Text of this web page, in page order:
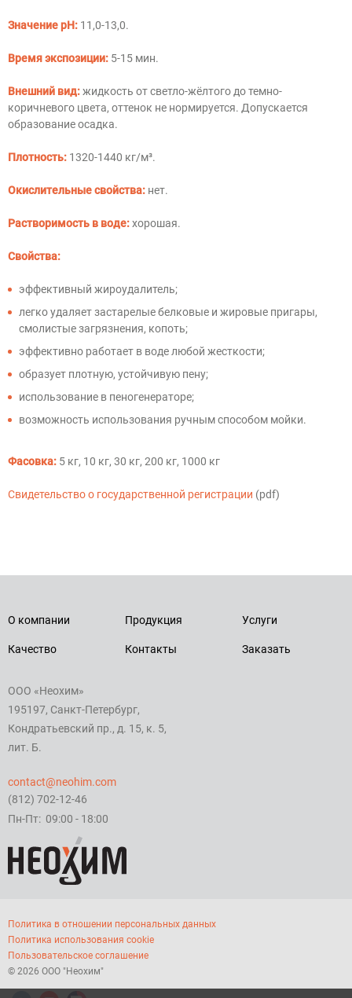
Значение pH: 11,0-13,0.
Время экспозиции: 5-15 мин.
Внешний вид:жидкость от светло-жёлтого до темно-
коричневого цвета, оттенок не нормируется. Допускается
образование осадка.
Плотность: 1320-1440 кг/м³.
Окислительные свойства: нет.
Растворимость в воде:хорошая.
Свойства:
эффективный жироудалитель;
легко удаляет застарелые белковые и жировые пригары,
смолистые загрязнения, копоть;
эффективно работает в воде любой жесткости;
образует плотную, устойчивую пену;
использование в пеногенераторе;
возможность использования ручным способом мойки.
Фасовка: 5 кг, 10 кг, 30 кг, 200 кг, 1000 кг
Свидетельство о государственной регистрации (pdf)
О компании Продукция Услуги
Качество Контакты Заказать
ООО «Неохим»
195197, Санкт-Петербург,
Кондратьевский пр., д. 15, к. 5,
лит. Б.
contact@neohim.com
(812) 702-12-46
Пн-Пт: 09:00 - 18:00
Политика в отношении персональных данных
Политика использования cookie
Пользовательское соглашение
© 2026 ООО "Неохим"